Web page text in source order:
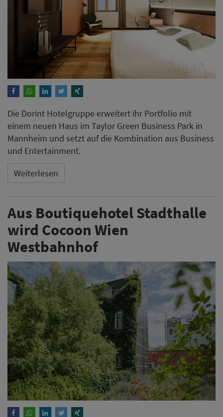
Die Dorint Hotelgruppe erweitert ihr Portfolio mit
einem neuen Haus im Taylor Green Business Park in
Mannheim und setzt auf die Kombination aus Business
und Entertainment.
Weiterlesen
Aus Boutiquehotel Stadthalle
wird Cocoon Wien
Westbahnhof